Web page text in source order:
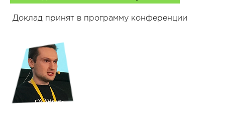
Доклад принят в программу конференции